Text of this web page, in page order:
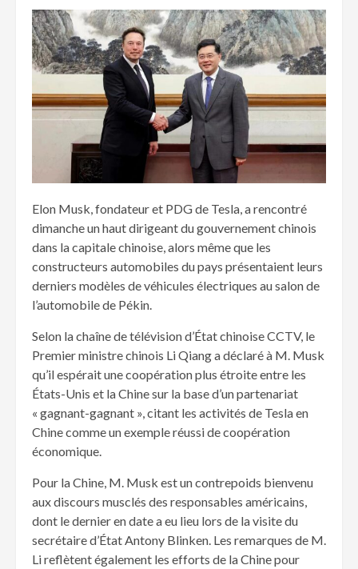
Elon Musk, fondateur et PDG de Tesla, a rencontré
dimanche un haut dirigeant du gouvernement chinois
dans la capitale chinoise, alors même que les
constructeurs automobiles du pays présentaient leurs
derniers modèles de véhicules électriques au salon de
l’automobile de Pékin.
Selon la chaîne de télévision d’État chinoise CCTV, le
Premier ministre chinois Li Qiang a déclaré à M. Musk
qu’il espérait une coopération plus étroite entre les
États-Unis et la Chine sur la base d’un partenariat
« gagnant-gagnant », citant les activités de Tesla en
Chine comme un exemple réussi de coopération
économique.
Pour la Chine, M. Musk est un contrepoids bienvenu
aux discours musclés des responsables américains,
dont le dernier en date a eu lieu lors de la visite du
secrétaire d’État Antony Blinken. Les remarques de M.
Li reflètent également les efforts de la Chine pour